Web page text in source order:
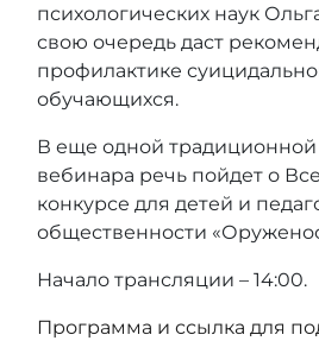
психологических наук
свою очередь даст
профилактике
обучающихся.
В еще одной
вебинара речь пойдет о
конкурсе для детей и
общественности
Начало трансляции – 14:00.
Программа и ссылка для